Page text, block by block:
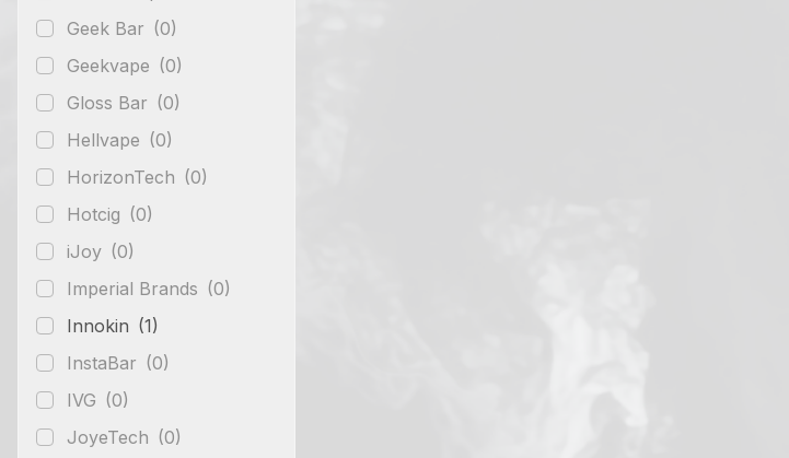
Geek Bar (0)
Geekvape (0)
Gloss Bar (0)
Hellvape (0)
HorizonTech (0)
Hotcig (0)
iJoy (0)
Imperial Brands (0)
Innokin (1)
InstaBar (0)
IVG (0)
JoyeTech (0)